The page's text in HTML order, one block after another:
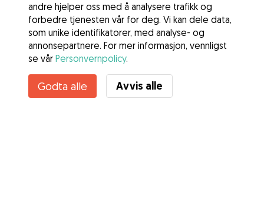
Kontakt Frida
Kjenner du til Gudogs fordeler? Se mer
andre hjelper oss med å analysere trafikk og
forbedre tjenesten vår for deg. Vi kan dele data,
som unike identifikatorer, med analyse- og
annonsepartnere. For mer informasjon, vennligst
se vår Personvernpolicy.
Godta alle Avvis alle